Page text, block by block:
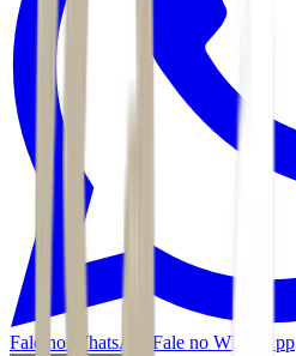
Fale no WhatsApp Fale no WhatsApp